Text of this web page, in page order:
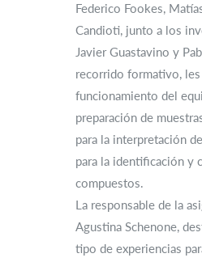
Federico Fookes,
Candioti, junto a los
Javier Guastavino y
recorrido formativo,
funcionamiento del
preparación de
para la interpretación
para la identificación y
compuestos.
La responsable de la
Agustina Schenone,
tipo de experiencias